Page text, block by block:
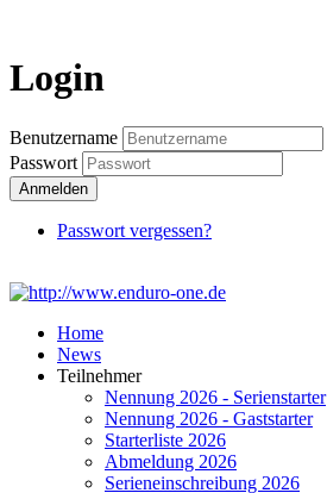
Login
Benutzername
Passwort
Anmelden
Passwort vergessen?
Home
News
Teilnehmer
Nennung 2026 - Serienstarter
Nennung 2026 - Gaststarter
Starterliste 2026
Abmeldung 2026
Serieneinschreibung 2026